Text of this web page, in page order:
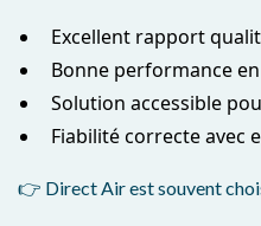
Excellent rapport
Bonne performance
Solution accessible
Fiabilité correcte avec
👉 Direct Air est souvent